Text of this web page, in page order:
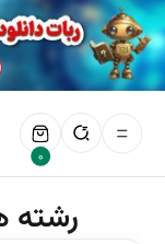
0
رشته